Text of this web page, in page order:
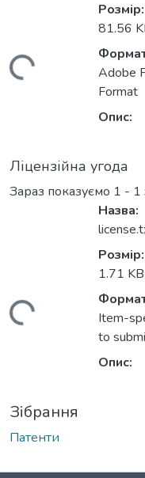
Розмір:
81.56
Adobe
Format
Опис:
Ліцензійна угода
Зараз показуємо 1 - 1
Назва:
Розмір:
1.71 KB
Item-
to
Опис:
Зібрання
Патенти